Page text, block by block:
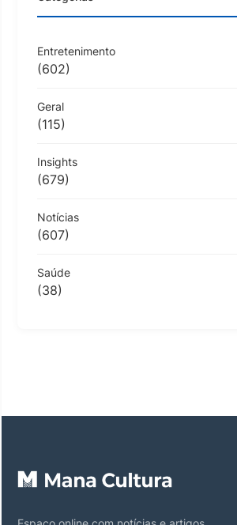
Entretenimento
(602)
Geral
(115)
Insights
(679)
Notícias
(607)
Saúde
(38)